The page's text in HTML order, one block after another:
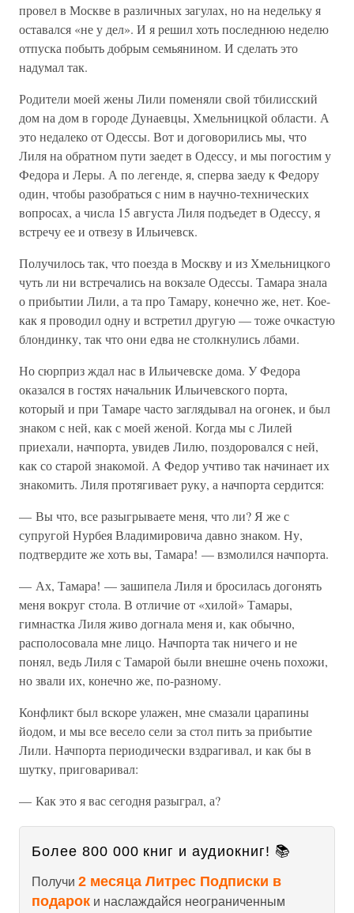
провел в Москве в различных загулах, но на недельку я
оставался «не у дел». И я решил хоть последнюю неделю
отпуска побыть добрым семьянином. И сделать это
надумал так.
Родители моей жены Лили поменяли свой тбилисский
дом на дом в городе Дунаевцы, Хмельницкой области. А
это недалеко от Одессы. Вот и договорились мы, что
Лиля на обратном пути заедет в Одессу, и мы погостим у
Федора и Леры. А по легенде, я, сперва заеду к Федору
один, чтобы разобраться с ним в научно-технических
вопросах, а числа 15 августа Лиля подъедет в Одессу, я
встречу ее и отвезу в Ильичевск.
Получилось так, что поезда в Москву и из Хмельницкого
чуть ли ни встречались на вокзале Одессы. Тамара знала
о прибытии Лили, а та про Тамару, конечно же, нет. Кое-
как я проводил одну и встретил другую — тоже очкастую
блондинку, так что они едва не столкнулись лбами.
Но сюрприз ждал нас в Ильичевске дома. У Федора
оказался в гостях начальник Ильичевского порта,
который и при Тамаре часто заглядывал на огонек, и был
знаком с ней, как с моей женой. Когда мы с Лилей
приехали, начпорта, увидев Лилю, поздоровался с ней,
как со старой знакомой. А Федор учтиво так начинает их
знакомить. Лиля протягивает руку, а начпорта сердится:
— Вы что, все разыгрываете меня, что ли? Я же с
супругой Нурбея Владимировича давно знаком. Ну,
подтвердите же хоть вы, Тамара! — взмолился начпорта.
— Ах, Тамара! — зашипела Лиля и бросилась догонять
меня вокруг стола. В отличие от «хилой» Тамары,
гимнастка Лиля живо догнала меня и, как обычно,
располосовала мне лицо. Начпорта так ничего и не
понял, ведь Лиля с Тамарой были внешне очень похожи,
но звали их, конечно же, по-разному.
Конфликт был вскоре улажен, мне смазали царапины
йодом, и мы все весело сели за стол пить за прибытие
Лили. Начпорта периодически вздрагивал, и как бы в
шутку, приговаривал:
— Как это я вас сегодня разыграл, а?
Более 800 000 книг и аудиокниг! 📚
Получи 2 месяца Литрес Подписки в
подарок и наслаждайся неограниченным